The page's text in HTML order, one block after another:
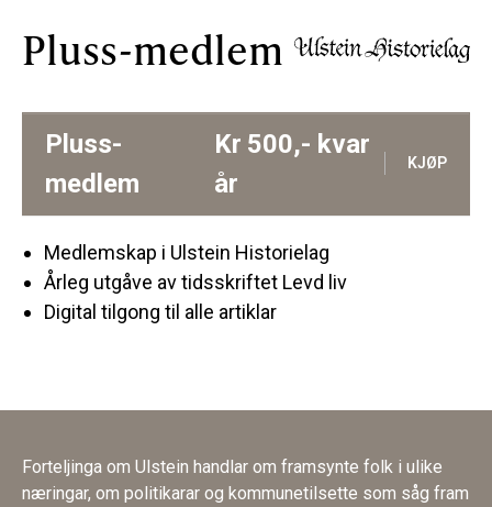
Pluss-medlem
Pluss-
medlem
Kr 500,- kvar
år
KJØP
Medlemskap i Ulstein Historielag
Årleg utgåve av tidsskriftet Levd liv
Digital tilgong til alle artiklar
Forteljinga om Ulstein handlar om framsynte folk i ulike
næringar, om politikarar og kommunetilsette som såg fram